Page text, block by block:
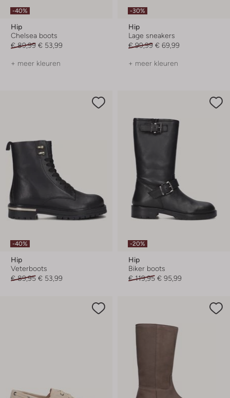
-40%
Hip
Chelsea boots
€ 89,99 € 53,99
+ meer kleuren
-30%
Hip
Lage sneakers
€ 99,99 € 69,99
+ meer kleuren
-40%
Hip
Veterboots
€ 89,95 € 53,99
-20%
Hip
Biker boots
€ 119,95 € 95,99